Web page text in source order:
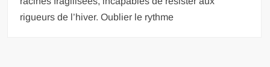
rigueurs de l’hiver. Oublier le rythme